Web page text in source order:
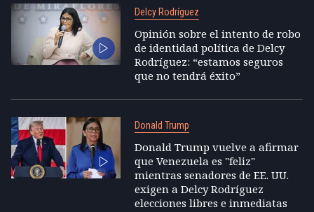
Delcy Rodríguez
Opinión sobre el intento de robo
de identidad política de Delcy
Rodríguez: “estamos seguros
que no tendrá éxito”
Donald Trump
Donald Trump vuelve a afirmar
que Venezuela es "feliz"
mientras senadores de EE. UU.
exigen a Delcy Rodríguez
elecciones libres e inmediatas